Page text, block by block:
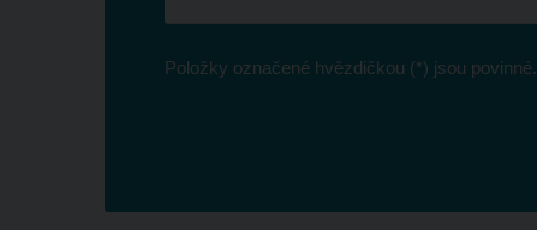
Položky označené hvězdičkou (*) jsou povinné.